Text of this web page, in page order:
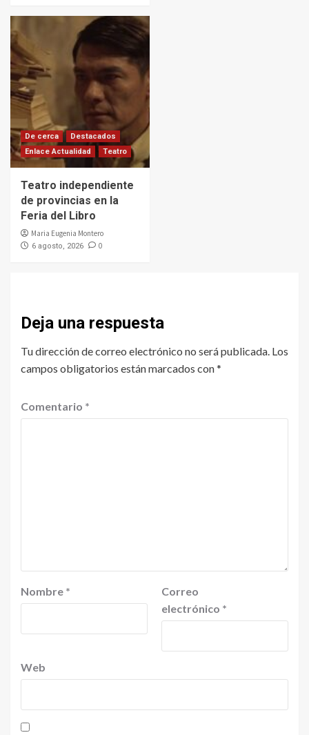
De cerca
Destacados
Enlace Actualidad
Teatro
Teatro independiente
de provincias en la
Feria del Libro
Maria Eugenia Montero
6 agosto, 2026 0
Deja una respuesta
Tu dirección de correo electrónico no será publicada. Los
campos obligatorios están marcados con*
Comentario *
Nombre *
Correo
electrónico *
Web